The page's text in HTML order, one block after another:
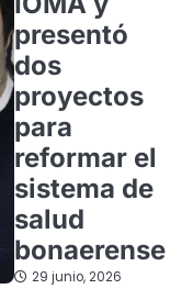
presentó
dos
proyectos
para
reformar el
sistema de
salud
bonaerense
29 junio, 2026